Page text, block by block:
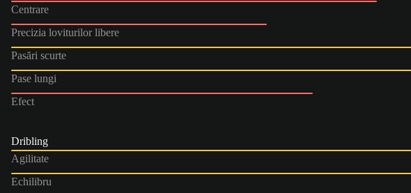
Centrare
Precizia loviturilor libere
Pasări scurte
Pase lungi
Efect
Dribling
Agilitate
Echilibru